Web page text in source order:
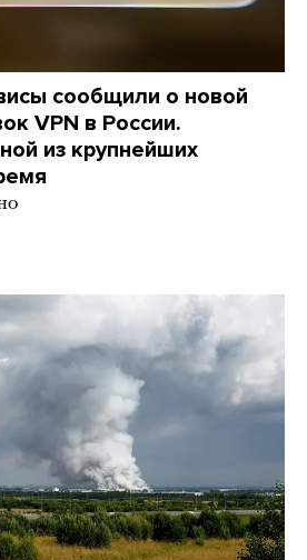
сообщили о новой
VPN в России.
из крупнейших